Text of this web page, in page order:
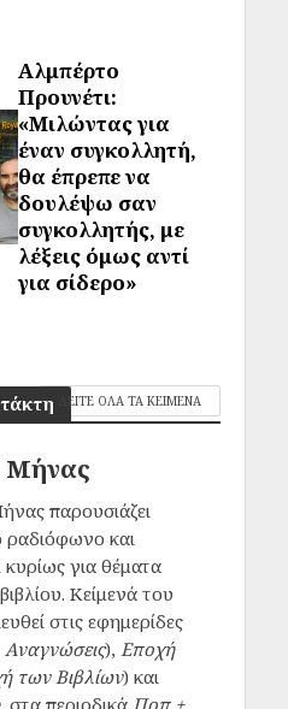
Αλμπέρτο
Προυνέτι:
«Μιλώντας για
έναν συγκολλητή,
θα έπρεπε να
δουλέψω σαν
συγκολλητής, με
λέξεις όμως αντί
για σίδερο»
ΔΕΙΤΕ ΟΛΑ ΤΑ ΚΕΙΜΕΝΑ
Μήνας
παρουσιάζει
ραδιόφωνο και
για θέματα
Κείμενά του
στις εφημερίδες
Αναγνώσεις), Εποχή
των Βιβλίων) και